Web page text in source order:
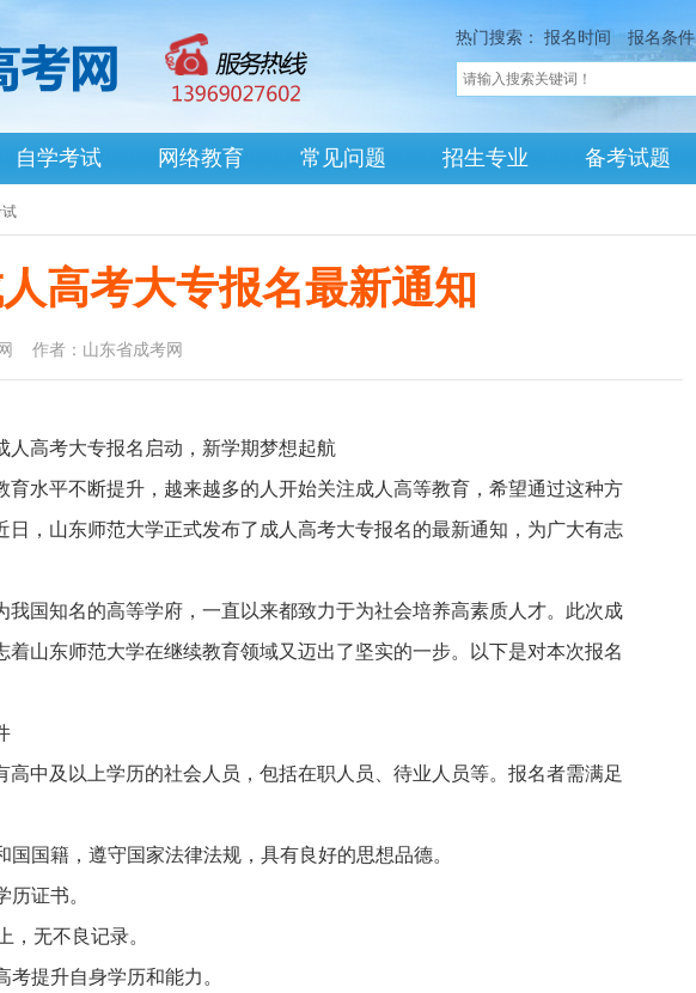
热门搜索： 报名时间 报名条件
自学考试 网络教育 常见问题 招生专业 备考试题
试
高考大专报名最新通知
作者：山东省成考网
高考大专报名启动，新学期梦想起航
水平不断提升，越来越多的人开始关注成人高等教育，希望通过这种方
日，山东师范大学正式发布了成人高考大专报名的最新通知，为广大有志
国知名的高等学府，一直以来都致力于为社会培养高素质人才。此次成
着山东师范大学在继续教育领域又迈出了坚实的一步。以下是对本次报名
中及以上学历的社会人员，包括在职人员、待业人员等。报名者需满足
国籍，遵守国家法律法规，具有良好的思想品德。
证书。
无不良记录。
提升自身学历和能力。